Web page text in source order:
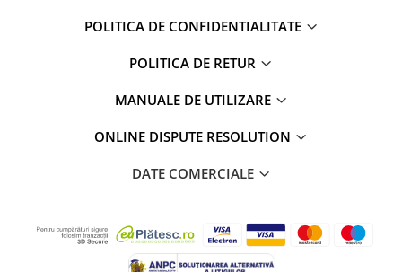
POLITICA DE CONFIDENTIALITATE
POLITICA DE RETUR
MANUALE DE UTILIZARE
ONLINE DISPUTE RESOLUTION
DATE COMERCIALE